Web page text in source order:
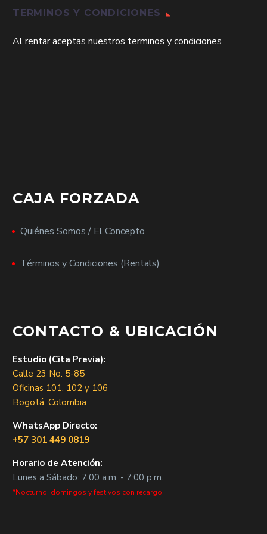
TERMINOS Y CONDICIONES
Al rentar aceptas nuestros terminos y condiciones
CAJA FORZADA
Quiénes Somos / El Concepto
Términos y Condiciones (Rentals)
CONTACTO & UBICACIÓN
Estudio (Cita Previa):
Calle 23 No. 5-85
Oficinas 101, 102 y 106
Bogotá, Colombia
WhatsApp Directo:
+57 301 449 0819
Horario de Atención:
Lunes a Sábado: 7:00 a.m. - 7:00 p.m.
*Nocturno, domingos y festivos con recargo.